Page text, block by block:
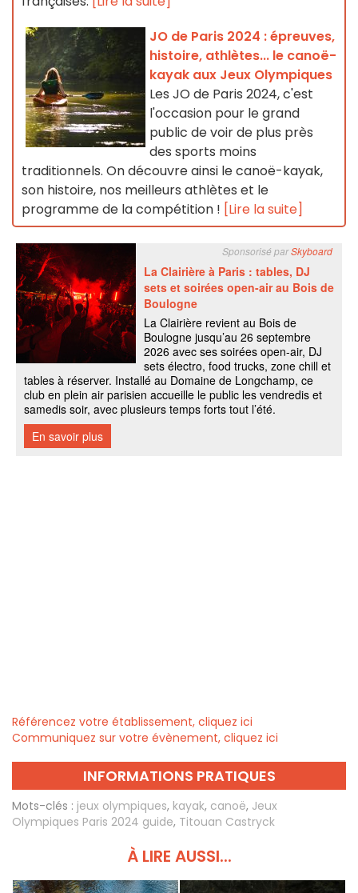
JO de Paris 2024 : épreuves,
histoire, athlètes... le canoë-
kayak aux Jeux Olympiques
Les JO de Paris 2024, c'est
l'occasion pour le grand
public de voir de plus près
des sports moins
traditionnels. On découvre ainsi le canoë-kayak,
son histoire, nos meilleurs athlètes et le
programme de la compétition ! [Lire la suite]
Référencez votre établissement, cliquez ici
Communiquez sur votre évènement, cliquez ici
INFORMATIONS PRATIQUES
Mots-clés : jeux olympiques, kayak, canoë, Jeux
Olympiques Paris 2024 guide, Titouan Castryck
À LIRE AUSSI...